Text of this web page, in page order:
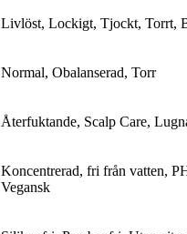
Livlöst, Lockigt, Tjockt, Torrt,
Normal, Obalanserad, Torr
Återfuktande, Scalp Care,
Koncentrerad, fri från vatten,
Vegansk